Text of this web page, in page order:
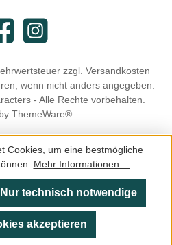
Instagram
zzgl. Versandkosten
wenn nicht anders angegeben.
- Alle Rechte vorbehalten.
ThemeWare®
Cookies, um eine bestmögliche
Mehr Informationen ...
Nur technisch notwendige
akzeptieren